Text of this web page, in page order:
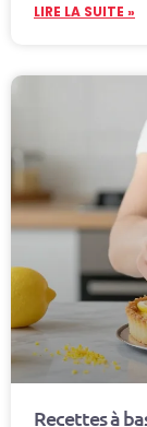
LIRE LA SUITE »
Recettes à